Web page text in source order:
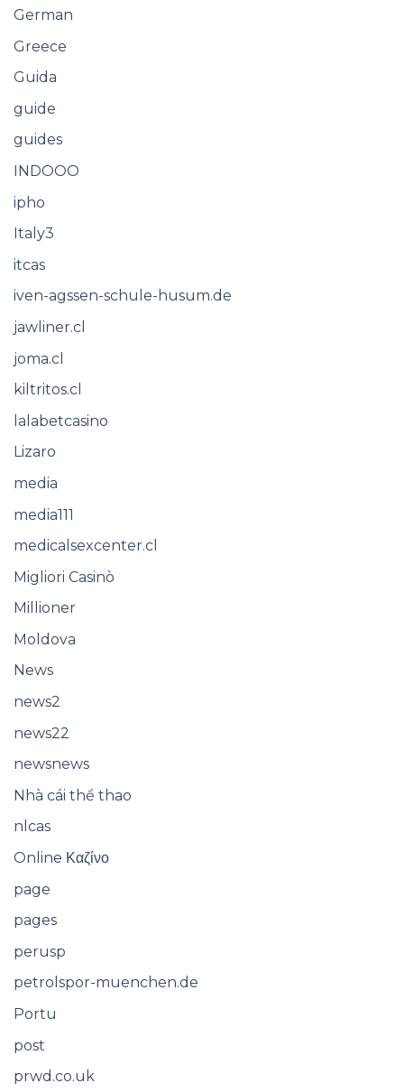
German
Greece
Guida
guide
guides
INDOOO
ipho
Italy3
itcas
iven-agssen-schule-husum.de
jawliner.cl
joma.cl
kiltritos.cl
lalabetcasino
Lizaro
media
media111
medicalsexcenter.cl
Migliori Casinò
Millioner
Moldova
News
news2
news22
newsnews
Nhà cái thể thao
nlcas
Online Καζίνο
page
pages
perusp
petrolspor-muenchen.de
Portu
post
prwd.co.uk